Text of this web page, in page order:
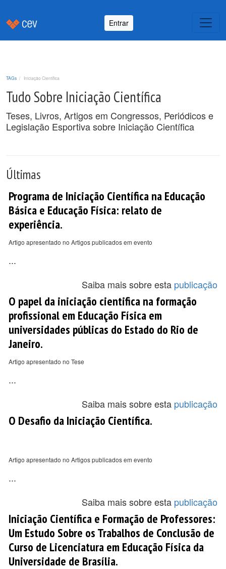
Entrar
TAGs Iniciação Científica
Tudo Sobre Iniciação Científica
Teses, Livros, Artigos em Congressos, Periódicos e
Legislação Esportiva sobre Iniciação Científica
Últimas
Programa de Iniciação Científica na Educação
Básica e Educação Física: relato de
experiência.
Artigo apresentado no Artigos publicados em evento
...
Saiba mais sobre esta publicação
O papel da iniciação cientifica na formação
profissional em Educação Física em
universidades públicas do Estado do Rio de
Janeiro.
Artigo apresentado no Tese
...
Saiba mais sobre esta publicação
O Desafio da Iniciação Científica.
Artigo apresentado no Artigos publicados em evento
...
Saiba mais sobre esta publicação
Iniciação Científica e Formação de Professores:
Um Estudo Sobre os Trabalhos de Conclusão de
Curso de Licenciatura em Educação Física da
Universidade de Brasília.